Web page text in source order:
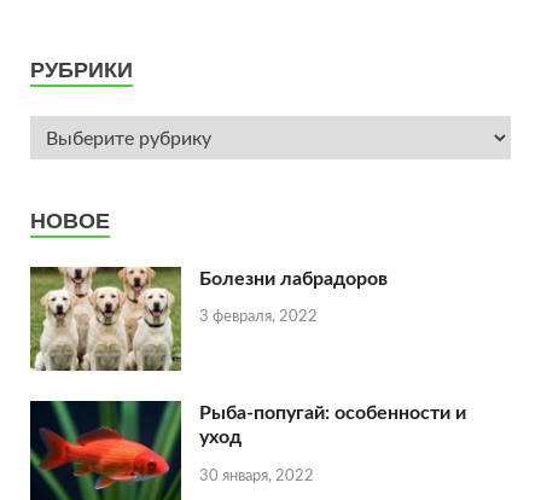
РУБРИКИ
НОВОЕ
Болезни лабрадоров
3 февраля, 2022
Рыба-попугай: особенности и
уход
30 января, 2022